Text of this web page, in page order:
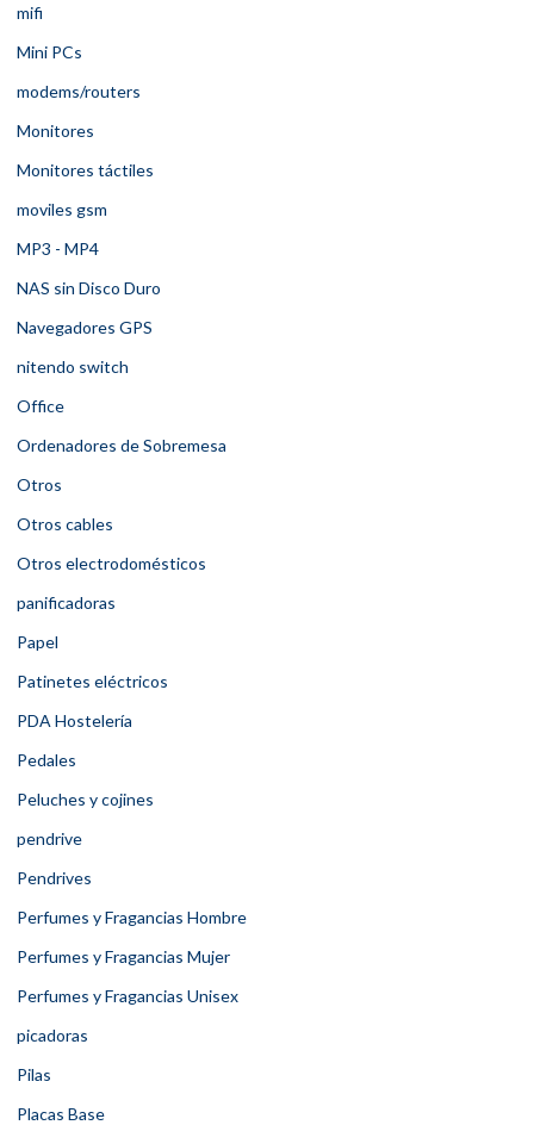
mifi
Mini PCs
modems/routers
Monitores
Monitores táctiles
moviles gsm
MP3 - MP4
NAS sin Disco Duro
Navegadores GPS
nitendo switch
Office
Ordenadores de Sobremesa
Otros
Otros cables
Otros electrodomésticos
panificadoras
Papel
Patinetes eléctricos
PDA Hostelería
Pedales
Peluches y cojines
pendrive
Pendrives
Perfumes y Fragancias Hombre
Perfumes y Fragancias Mujer
Perfumes y Fragancias Unisex
picadoras
Pilas
Placas Base